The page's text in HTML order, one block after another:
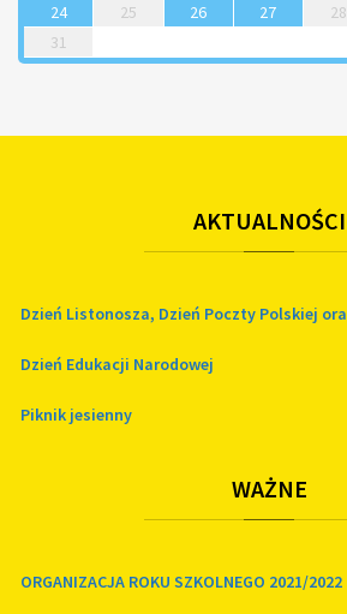
24
25 26 27 28
31
AKTUALNOŚCI
Dzień Listonosza, Dzień Poczty Polskiej
Dzień Edukacji Narodowej
Piknik jesienny
WAŻNE
ORGANIZACJA ROKU SZKOLNEGO 2021/2022